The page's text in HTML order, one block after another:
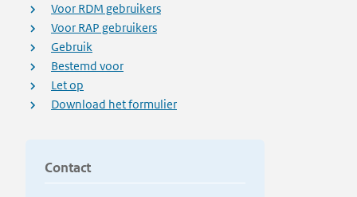
Voor RDM gebruikers
Voor RAP gebruikers
Gebruik
Bestemd voor
Let op
Download het formulier
Contact